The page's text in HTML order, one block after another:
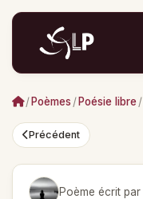
/ Poèmes / Poésie libre/
Précédent
Poème écrit par